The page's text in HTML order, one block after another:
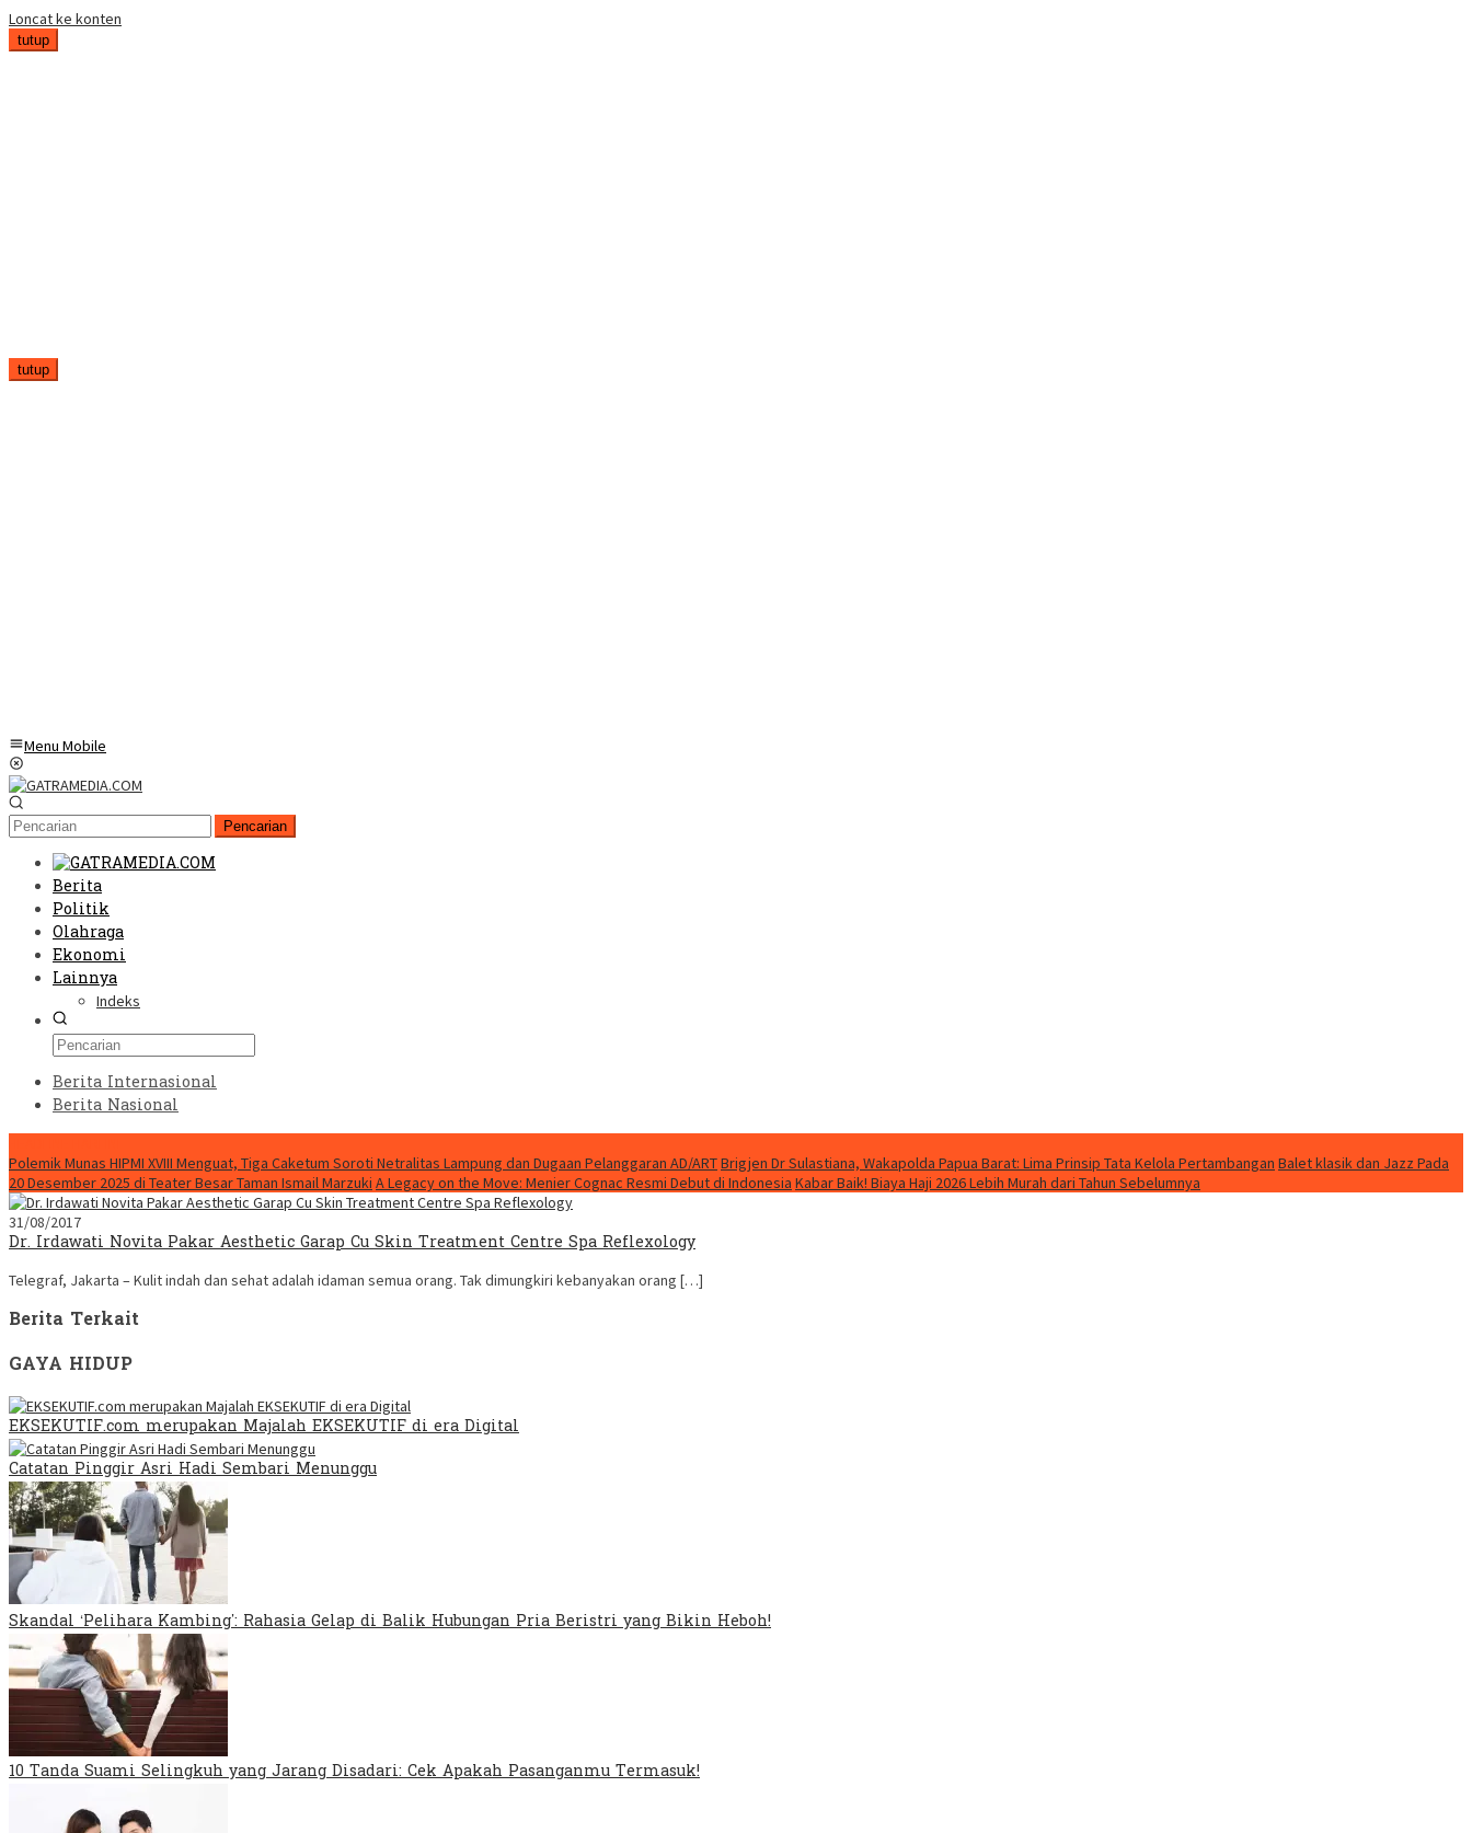
Loncat ke konten
tutup
tutup
Menu Mobile
Pencarian
Berita
Politik
Olahraga
Ekonomi
Lainnya
Indeks
Berita Internasional
Berita Nasional
Polemik Munas HIPMI XVIII Menguat, Tiga Caketum Soroti Netralitas Lampung dan Dugaan Pelanggaran AD/ARTBrigjen Dr Sulastiana, Wakapolda Papua Barat: Lima Prinsip Tata Kelola Pertambangan Balet klasik dan Jazz Pada
20 Desember 2025 di Teater Besar Taman Ismail Marzuki A Legacy on the Move: Menier Cognac Resmi Debut di Indonesia Kabar Baik! Biaya Haji 2026 Lebih Murah dari Tahun Sebelumnya
31/08/2017
Dr. Irdawati Novita Pakar Aesthetic Garap Cu Skin Treatment Centre Spa Reflexology
Telegraf, Jakarta – Kulit indah dan sehat adalah idaman semua orang. Tak dimungkiri kebanyakan orang […]
Berita Terkait
GAYA HIDUP
EKSEKUTIF.com merupakan Majalah EKSEKUTIF di era Digital
Catatan Pinggir Asri Hadi Sembari Menunggu
Skandal ‘Pelihara Kambing’: Rahasia Gelap di Balik Hubungan Pria Beristri yang Bikin Heboh!
10 Tanda Suami Selingkuh yang Jarang Disadari: Cek Apakah Pasanganmu Termasuk!